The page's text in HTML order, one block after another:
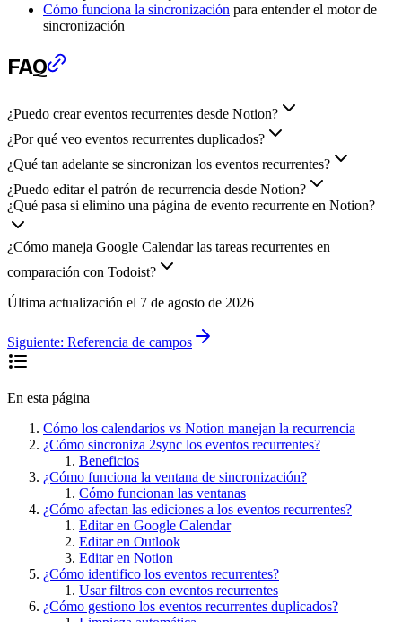
Cómo funciona la sincronización para entender el motor de
sincronización
FAQ
¿Puedo crear eventos recurrentes desde Notion?
¿Por qué veo eventos recurrentes duplicados?
¿Qué tan adelante se sincronizan los eventos recurrentes?
¿Puedo editar el patrón de recurrencia desde Notion?
¿Qué pasa si elimino una página de evento recurrente en Notion?
¿Cómo maneja Google Calendar las tareas recurrentes en
comparación con Todoist?
Última actualización el 7 de agosto de 2026
Siguiente: Referencia de campos
En esta página
Cómo los calendarios vs Notion manejan la recurrencia
¿Cómo sincroniza 2sync los eventos recurrentes?
Beneficios
¿Cómo funciona la ventana de sincronización?
Cómo funcionan las ventanas
¿Cómo afectan las ediciones a los eventos recurrentes?
Editar en Google Calendar
Editar en Outlook
Editar en Notion
¿Cómo identifico los eventos recurrentes?
Usar filtros con eventos recurrentes
¿Cómo gestiono los eventos recurrentes duplicados?